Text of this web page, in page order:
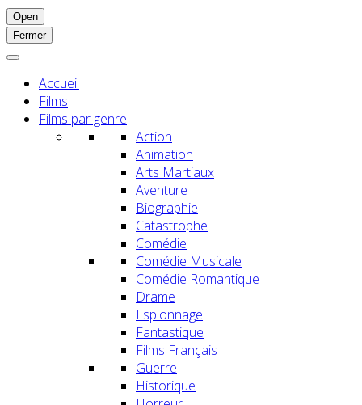
Open
Fermer
Accueil
Films
Films par genre
Action
Animation
Arts Martiaux
Aventure
Biographie
Catastrophe
Comédie
Comédie Musicale
Comédie Romantique
Drame
Espionnage
Fantastique
Films Français
Guerre
Historique